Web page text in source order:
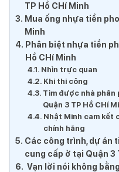
TP Hồ CHí Minh
Mua ống nhựa tiền
Minh
Phân biệt nhựa tiền
Hồ CHí Minh
Nhìn trực quan
Khi thi công
Tìm được nhà phân
Quận 3 TP Hồ CHí
Nhật Minh cam kết
chính hãng
Các công trình, dự án
cung cấp ở tại Quận 3
Vạn lời nói không